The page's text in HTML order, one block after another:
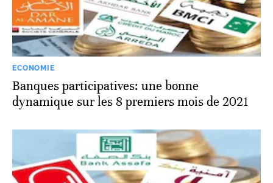
ECONOMIE
Banques participatives: une bonne
dynamique sur les 8 premiers mois de 2021